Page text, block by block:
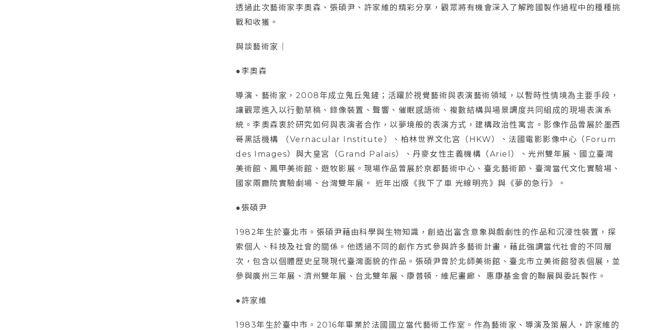
透過此次藝術家李奧森、張碩尹、許家維的精彩分享，觀眾將有機會深入了解跨國製作過程中的種種挑
戰和收獲。
與談藝術家｜
●李奧森
導演、藝術家，2008年成立鬼丘鬼鏟；活躍於視覺藝術與表演藝術領域，以暫時性情境為主要手段，
讓觀眾進入以行動草稿、錄像裝置、聲響、催眠感語術、複數結構與場景調度共同組成的現場表演系
統。李奧森衷於研究如何與表演者合作，以夢境般的表演方式，建構政治性寓言。影像作品曾展於墨西
哥黑話機構 （Vernacular Institute）、柏林世界文化宮（HKW）、法國電影影像中心（Forum
des Images）與大皇宮（Grand Palais）、丹麥女性主義機構（Ariel）、光州雙年展、國立臺灣
美術館、鳳甲美術館、遊牧影展。現場作品曾展於京都藝術中心、臺北藝術節、臺灣當代文化實驗場、
國家兩廳院實驗劇場、台灣雙年展。 近年出版《我下了車 光線明亮》與《夢的急行》。
●張碩尹
1982年生於臺北市。張碩尹藉由科學與生物知識，創造出富含意象與戲劇性的作品和沉浸性裝置，探
索個人、科技及社會的關係。他透過不同的創作方式參與許多藝術計畫，藉此強調當代社會的不同層
次，包含以個體歷史呈現現代臺灣面貌的作品。張碩尹曾於北師美術館、臺北市立美術館發表個展，並
參與廣州三年展、濟州雙年展、台北雙年展、康普頓．維尼畫廊、 惠康基金會的聯展與委託製作。
●許家維
1983年生於臺中市。2016年畢業於法國國立當代藝術工作室。作為藝術家、導演及策展人，許家維的